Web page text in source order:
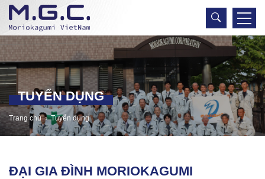
TUYỂN DỤNG
Trang chủ Tuyển dụng
ĐẠI GIA ĐÌNH MORIOKAGUMI